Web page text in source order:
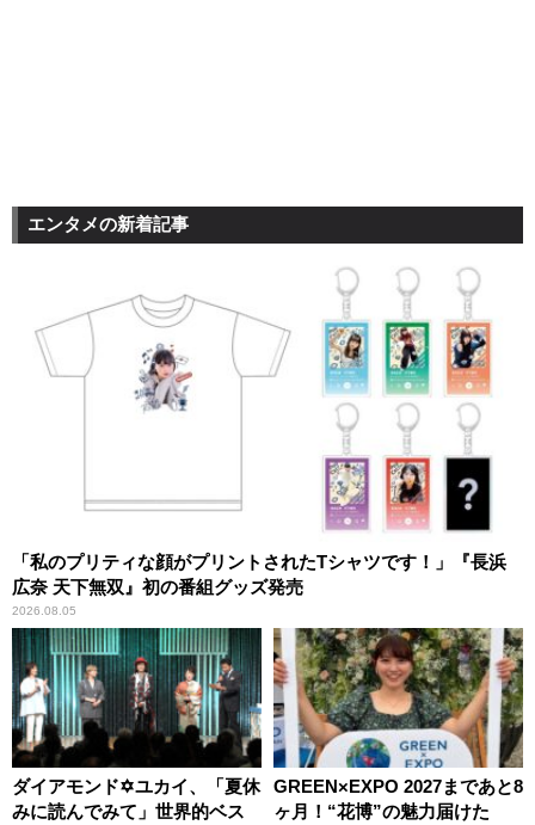
エンタメの新着記事
「私のプリティな顔がプリントされたTシャツです！」『長浜
広奈 天下無双』初の番組グッズ発売
2026.08.05
ダイアモンド✡ユカイ、「夏休
みに読んでみて」世界的ベス
GREEN×EXPO 2027まであと8
ヶ月！“花博”の魅力届けた